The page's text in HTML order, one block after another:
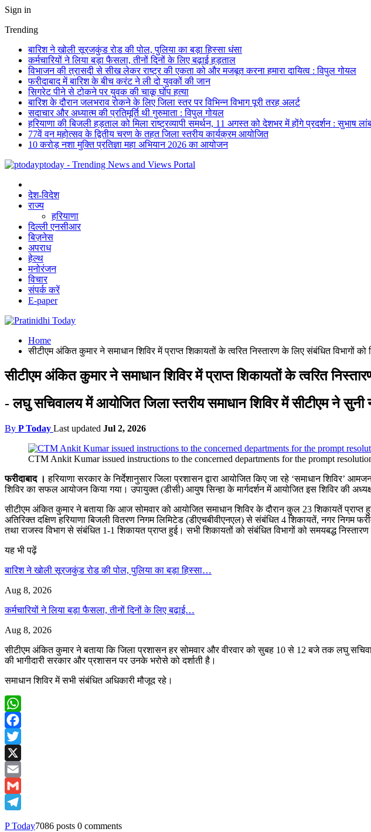
Sign in
Trending
बारिश ने खोली सूरजकुंड रोड की पोल, पुलिया का बड़ा हिस्सा धंसा
कर्मचारियों ने लिया बड़ा फैसला, तीनों दिनों के लिए बढ़ाई हड़ताल
विभाजन की त्रासदी से सीख लेकर राष्ट्र की एकता को और मजबूत करना हमारा दायित्व : विपुल गोयल
फरीदाबाद में बारिश के बीच करंट ने ली दो युवकों की जान
सिगरेट पीने से टोकने पर युवक की चाकू घोंप हत्या
बारिश के दौरान जलभराव रोकने के लिए जिला स्तर पर विभिन्न विभाग पूरी तरह अलर्ट
सदाचार और अध्यात्म की प्रतिमूर्ति थी गुरुमाता : विपुल गोयल
हरियाणा की बिजली हड़ताल को मिला राष्ट्रव्यापी समर्थन, 11 अगस्त को देशभर में होंगे प्रदर्शन : सुभाष
77वें वन महोत्सव के द्वितीय चरण के तहत जिला स्तरीय कार्यक्रम आयोजित
10 करोड़ नशा मुक्ति प्रतिज्ञा महा अभियान 2026 का आयोजन
ptoday - Trending News and Views Portal
देश-विदेश
राज्य
हरियाणा
दिल्ली एनसीआर
बिज़नेस
अपराध
हेल्थ
मनोरंजन
विचार
संपर्क करें
E-paper
Home
सीटीएम अंकित कुमार ने समाधान शिविर में प्राप्त शिकायतों के त्वरित निस्तारण के लिए संबंधित विभागों को
सीटीएम अंकित कुमार ने समाधान शिविर में प्राप्त शिकायतों के त्वरित
- लघु सचिवालय में आयोजित जिला स्तरीय समाधान शिविर में सीटीएम ने सुनी
By P Today Last updated Jul 2, 2026
CTM Ankit Kumar issued instructions to the concerned departments for the prompt
फरीदाबाद ।हरियाणा सरकार के निर्देशानुसार जिला प्रशासन द्वारा आयोजित किए जा रहे ‘समाधान
शिविर का सफल आयोजन किया गया। उपायुक्त (डीसी) आयुष सिन्हा के मार्गदर्शन में आयोजित इस शिविर की
सीटीएम अंकित कुमार ने बताया कि आज सोमवार को आयोजित समाधान शिविर के दौरान कुल 23 शिकायतें
अतिरिक्त दक्षिण हरियाणा बिजली वितरण निगम लिमिटेड (डीएचबीवीएनएल) से संबंधित 4 शिकायतें, नगर
तथा राजस्व विभाग से संबंधित 1-1 शिकायत प्राप्त हुई। सभी शिकायतों को संबंधित विभागों को समयबद्ध
यह भी पढ़ें
बारिश ने खोली सूरजकुंड रोड की पोल, पुलिया का बड़ा हिस्सा…
Aug 8, 2026
कर्मचारियों ने लिया बड़ा फैसला, तीनों दिनों के लिए बढ़ाई…
Aug 8, 2026
सीटीएम अंकित कुमार ने बताया कि जिला प्रशासन हर सोमवार और वीरवार को सुबह 10 से 12 बजे तक लघु
की भागीदारी सरकार और प्रशासन पर उनके भरोसे को दर्शाती है।
समाधान शिविर में सभी संबंधित अधिकारी मौजूद रहे।
WhatsApp
Facebook
Twitter
X
Email
Gmail
P Today7086 posts 0 comments